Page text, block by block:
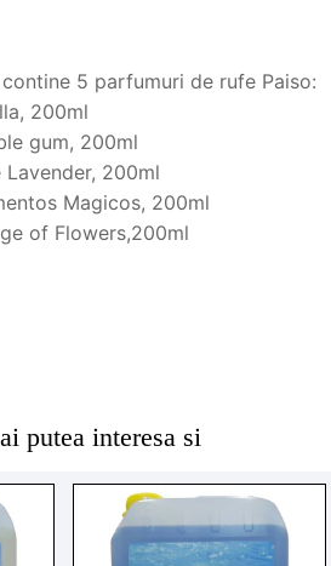
5 parfumuri de rufe Paiso:
200ml
gum, 200ml
200ml
Magicos, 200ml
of Flowers,200ml
putea interesa si